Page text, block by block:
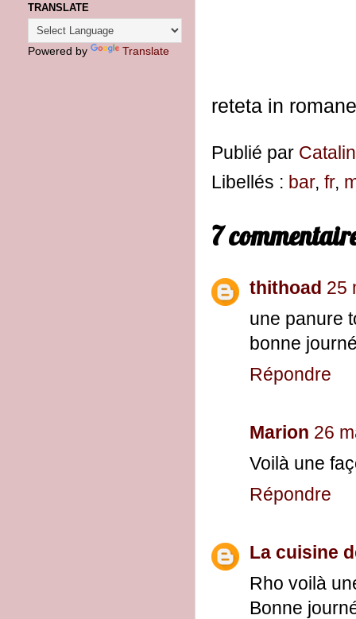
reteta in
Publié par
Libellés : bar, fr,
7
thithoad 25
une panure
bonne
Répondre
Marion 26
Voilà une
Répondre
La cuisine
Rho voilà
Bonne
TRANSLATE
Powered by Translate